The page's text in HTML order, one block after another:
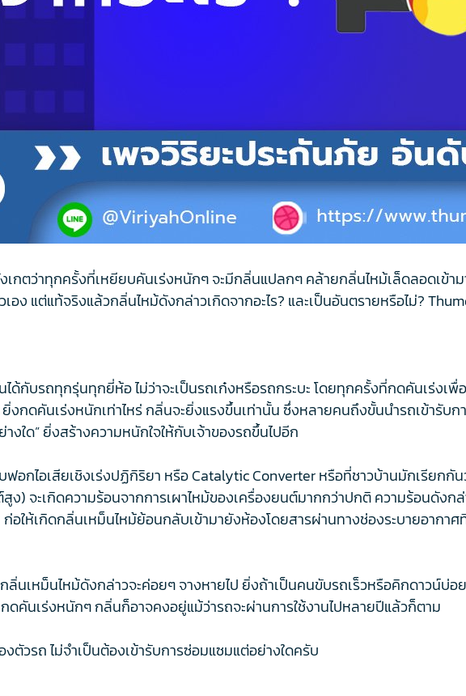
กตว่าทุกครั้งที่เหยียบคันเร่งหนักๆ จะมีกลิ่นแปลกๆ คล้ายกลิ่นไหม้เล็ดลอดเข้า
ง แต่แท้จริงแล้วกลิ่นไหม้ดังกล่าวเกิดจากอะไร? และเป็นอันตรายหรือไม่?
กับรถทุกรุ่นทุกยี่ห้อ ไม่ว่าจะเป็นรถเก๋งหรือรถกระบะ โดยทุกครั้งที่กดคันเร่งเ
งกดคันเร่งหนักเท่าไหร่ กลิ่นจะยิ่งแรงขึ้นเท่านั้น ซึ่งหลายคนถึงขั้นนำรถเข้ารับก
ใด” ยิ่งสร้างความหนักใจให้กับเจ้าของรถขึ้นไปอีก
กไอเสียเชิงเร่งปฏิกิริยา หรือ Catalytic Converter หรือที่ชาวบ้านมักเรียกกั
) จะเกิดความร้อนจากการเผาไหม้ของเครื่องยนต์มากกว่าปกติ ความร้อนดังก
ห้เกิดกลิ่นเหม็นไหม้ย้อนกลับเข้ามายังห้องโดยสารผ่านทางช่องระบายอากา
ลิ่นเหม็นไหม้ดังกล่าวจะค่อยๆ จางหายไป ยิ่งถ้าเป็นคนขับรถเร็วหรือคิกดาวน์บ่อ
ดคันเร่งหนักๆ กลิ่นก็อาจคงอยู่แม้ว่ารถจะผ่านการใช้งานไปหลายปีแล้วก็ตาม
วรถ ไม่จำเป็นต้องเข้ารับการซ่อมแซมแต่อย่างใดครับ